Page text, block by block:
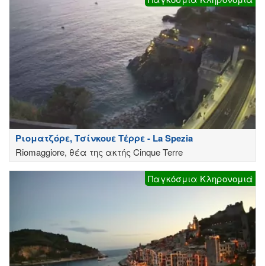
Ριοματζόρε, Τσίνκουε Τέρρε - La Spezia
Riomaggiore, θέα της ακτής Cinque Terre
Παγκόσμια Κληρονομιά